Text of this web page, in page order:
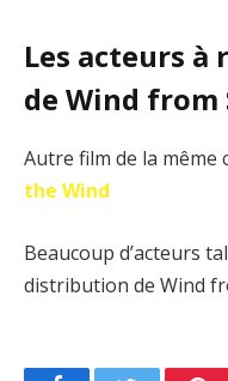
Les acteurs à
de Wind from
Autre film de la même
the Wind
Beaucoup d’acteurs
distribution de Wind